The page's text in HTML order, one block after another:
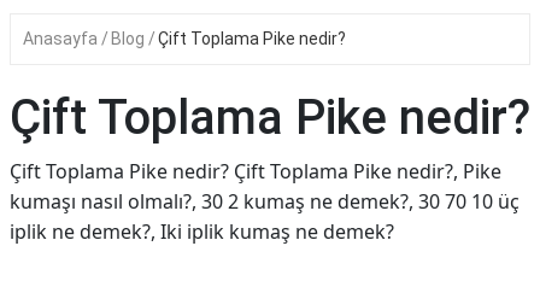
Anasayfa Blog Çift Toplama Pike nedir?
Çift Toplama Pike nedir?
Çift Toplama Pike nedir? Çift Toplama Pike nedir?, Pike
kumaşı nasıl olmalı?, 30 2 kumaş ne demek?, 30 70 10 üç
iplik ne demek?, Iki iplik kumaş ne demek?